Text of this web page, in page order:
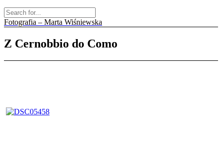
Fotografia – Marta Wiśniewska
Z Cernobbio do Como